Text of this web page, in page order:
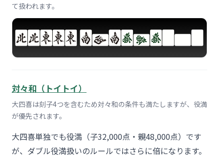
て扱われます。
対々和（トイトイ）
大四喜は刻子4つを含むため対々和の条件も満たしますが、役満
が優先されます。
大四喜単独でも役満（子32,000点・親48,000点）です
が、ダブル役満扱いのルールではさらに倍になります。